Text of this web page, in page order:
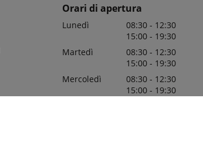
Orari di apertura
Lunedì
08:30 - 12:30
15:00 - 19:30
Martedì
08:30 - 12:30
15:00 - 19:30
Mercoledì
08:30 - 12:30
15:00 - 19:30